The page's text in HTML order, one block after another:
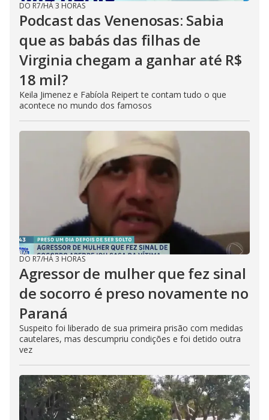
DO R7/HÁ 3 HORAS
Podcast das Venenosas: Sabia
que as babás das filhas de
Virginia chegam a ganhar até R$
18 mil?
Keila Jimenez e Fabíola Reipert te contam tudo o que
acontece no mundo dos famosos
DO R7/HÁ 3 HORAS
Agressor de mulher que fez sinal
de socorro é preso novamente no
Paraná
Suspeito foi liberado de sua primeira prisão com medidas
cautelares, mas descumpriu condições e foi detido outra
vez